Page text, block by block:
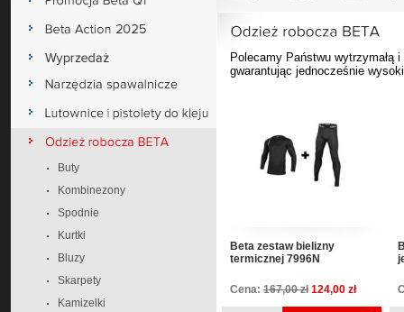
Buty
Kombinezony
Spodnie
Kurtki
Bluzy
Skarpety
Kamizelki
Polecamy Państwu wytrzymałą
gwarantując jednocześnie
Beta zestaw bielizny
termicznej 7996N
Cena: 167,00 zł 124,00 zł